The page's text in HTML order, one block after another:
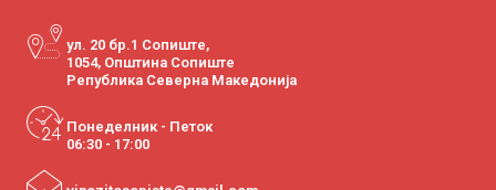
ул. 20 бр.1 Сопиште,
1054, Општина Сопиште
Република Северна Македонија
Понеделник - Петок
06:30 - 17:00